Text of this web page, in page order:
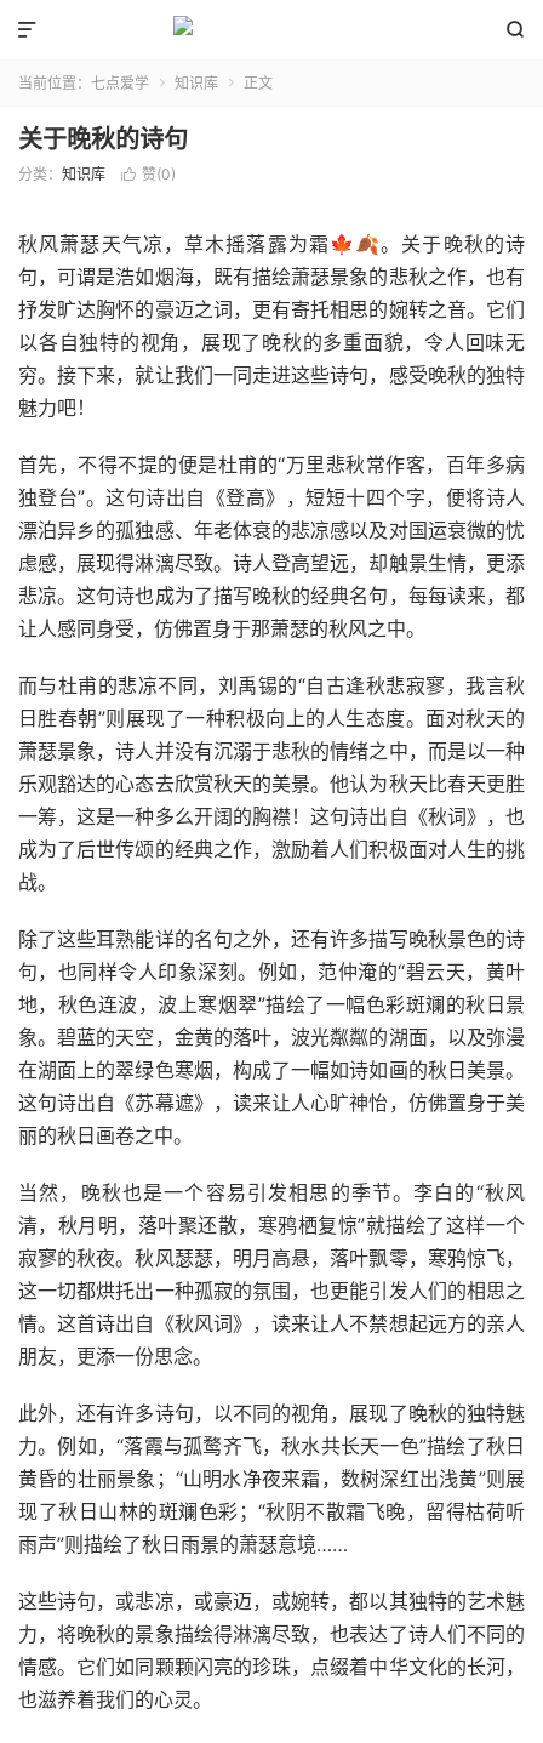


当前位置： 七点爱学  知识库  正文
关于晚秋的诗句
分类： 知识库  赞(0)
秋风萧瑟天气凉，草木摇落露为霜🍁🍂。关于晚秋的诗
句，可谓是浩如烟海，既有描绘萧瑟景象的悲秋之作，也有
抒发旷达胸怀的豪迈之词，更有寄托相思的婉转之音。它们
以各自独特的视角，展现了晚秋的多重面貌，令人回味无
穷。接下来，就让我们一同走进这些诗句，感受晚秋的独特
魅力吧！
首先，不得不提的便是杜甫的“万里悲秋常作客，百年多病
独登台”。这句诗出自《登高》，短短十四个字，便将诗人
漂泊异乡的孤独感、年老体衰的悲凉感以及对国运衰微的忧
虑感，展现得淋漓尽致。诗人登高望远，却触景生情，更添
悲凉。这句诗也成为了描写晚秋的经典名句，每每读来，都
让人感同身受，仿佛置身于那萧瑟的秋风之中。
而与杜甫的悲凉不同，刘禹锡的“自古逢秋悲寂寥，我言秋
日胜春朝”则展现了一种积极向上的人生态度。面对秋天的
萧瑟景象，诗人并没有沉溺于悲秋的情绪之中，而是以一种
乐观豁达的心态去欣赏秋天的美景。他认为秋天比春天更胜
一筹，这是一种多么开阔的胸襟！这句诗出自《秋词》，也
成为了后世传颂的经典之作，激励着人们积极面对人生的挑
战。
除了这些耳熟能详的名句之外，还有许多描写晚秋景色的诗
句，也同样令人印象深刻。例如，范仲淹的“碧云天，黄叶
地，秋色连波，波上寒烟翠”描绘了一幅色彩斑斓的秋日景
象。碧蓝的天空，金黄的落叶，波光粼粼的湖面，以及弥漫
在湖面上的翠绿色寒烟，构成了一幅如诗如画的秋日美景。
这句诗出自《苏幕遮》，读来让人心旷神怡，仿佛置身于美
丽的秋日画卷之中。
当然，晚秋也是一个容易引发相思的季节。李白的“秋风
清，秋月明，落叶聚还散，寒鸦栖复惊”就描绘了这样一个
寂寥的秋夜。秋风瑟瑟，明月高悬，落叶飘零，寒鸦惊飞，
这一切都烘托出一种孤寂的氛围，也更能引发人们的相思之
情。这首诗出自《秋风词》，读来让人不禁想起远方的亲人
朋友，更添一份思念。
此外，还有许多诗句，以不同的视角，展现了晚秋的独特魅
力。例如，“落霞与孤鹜齐飞，秋水共长天一色”描绘了秋日
黄昏的壮丽景象；“山明水净夜来霜，数树深红出浅黄”则展
现了秋日山林的斑斓色彩；“秋阴不散霜飞晚，留得枯荷听
雨声”则描绘了秋日雨景的萧瑟意境……
这些诗句，或悲凉，或豪迈，或婉转，都以其独特的艺术魅
力，将晚秋的景象描绘得淋漓尽致，也表达了诗人们不同的
情感。它们如同颗颗闪亮的珍珠，点缀着中华文化的长河，
也滋养着我们的心灵。